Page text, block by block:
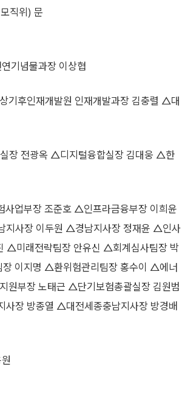
직위) 문
기념물과장 이상협
후인재개발원 인재개발과장 김충렬 △대
장 전광옥 △디지털융합실장 김대웅 △한
업부장 조준호 △인프라금융부장 이희윤
사장 이두원 △경남지사장 정재윤 △인사
△미래전략팀장 안유신 △회계심사팀장 박
이지명 △환위험관리팀장 홍수이 △에너
부장 노태근 △단기보험총괄실장 김원범
장 방종열 △대전세종충남지사장 방경배